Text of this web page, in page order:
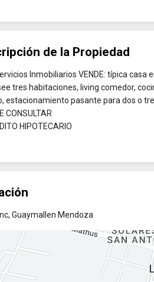
de la Propiedad
Inmobiliarios VENDE: típica
tres habitaciones, living comedor,
estacionamiento pasante para dos o
CONSULTAR
HIPOTECARIO
Guaymallen Mendoza